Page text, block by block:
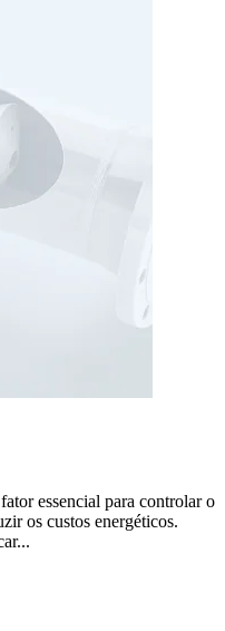
essencial para controlar o
os custos energéticos.